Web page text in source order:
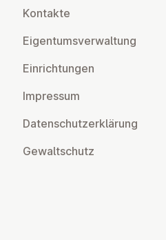
Kontakte
Ei­gen­tums­ver­wal­tung
Ein­rich­tun­gen
Impressum
Da­ten­schutz­er­klä­rung
Ge­walt­schutz